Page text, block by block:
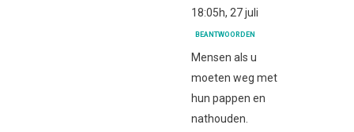
18:05h, 27 juli
BEANTWOORDEN
Mensen als u
moeten weg met
hun pappen en
nathouden.